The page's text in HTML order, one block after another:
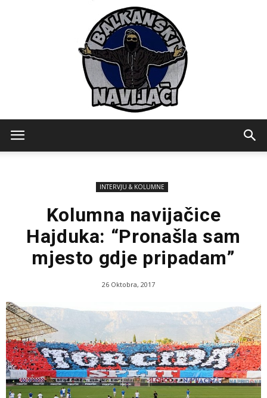
INTERVJU & KOLUMNE
Kolumna navijačice
Hajduka: “Pronašla sam
mjesto gdje pripadam”
26 Oktobra, 2017